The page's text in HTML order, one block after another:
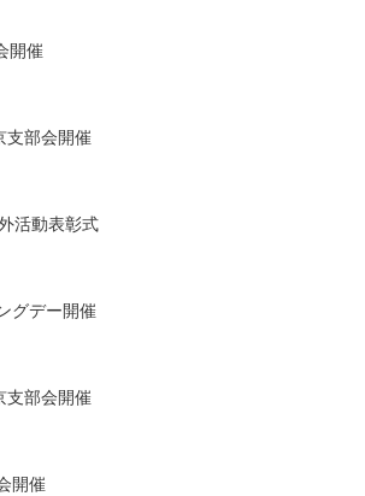
開催
支部会開催
活動表彰式
グデー開催
支部会開催
開催